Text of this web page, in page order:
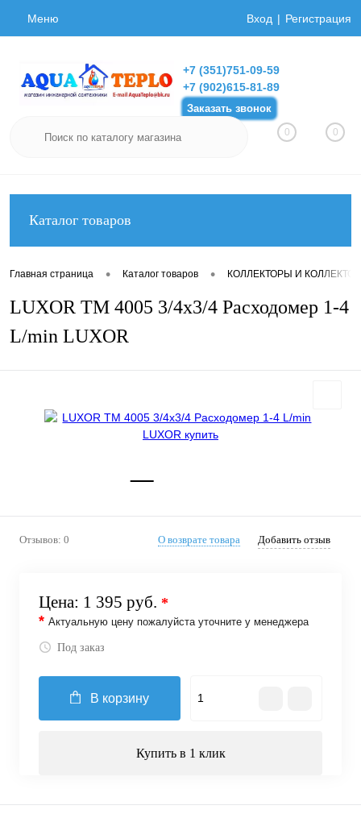
Меню Вход Регистрация
+7 (351)751-09-59
+7 (902)615-81-89
Заказать звонок
0 0
Каталог товаров
Главная страница • Каталог товаров • КОЛЛЕКТОРЫ И
LUXOR TM 4005 3/4х3/4 Расходомер 1-4
L/min LUXOR
Отзывов: 0 О возврате товара Добавить отзыв
Цена: 1 395 руб. *
* Актуальную цену пожалуйста уточните у менеджера
Под заказ
В корзину
Купить в 1 клик